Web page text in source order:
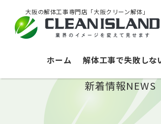
大阪の解体工事専門店「大阪クリーン解体」
ホーム 解体工事で失敗しな
新着情報NEWS